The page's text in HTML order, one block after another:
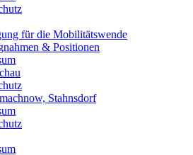
für die Mobilitätswende
& Positionen
Stahnsdorf